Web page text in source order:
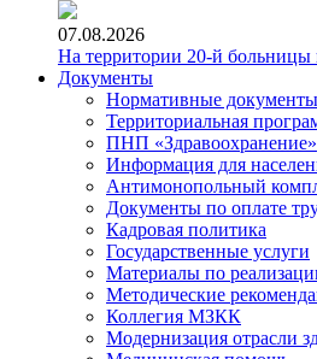
07.08.2026
На территории 20-й больницы
Документы
Нормативные документы
Территориальная
ПНП «Здравоохранение»
Информация для
Антимонопольный
Документы по оплате
Кадровая политика
Государственные услуги
Материалы по
Методические
Коллегия МЗКК
Модернизация отрасли